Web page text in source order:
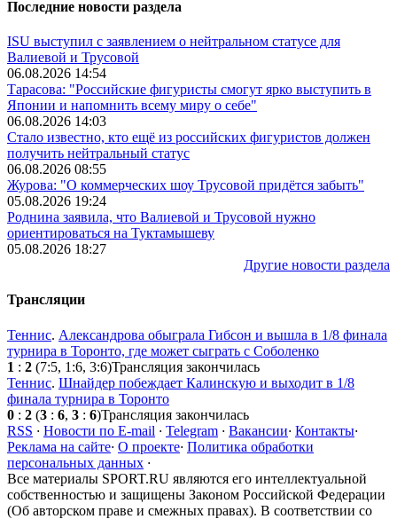
Последние новости раздела
ISU выступил с заявлением о нейтральном статусе для
Валиевой и Трусовой
06.08.2026 14:54
Тарасова: "Российские фигуристы смогут ярко выступить в
Японии и напомнить всему миру о себе"
06.08.2026 14:03
Стало известно, кто ещё из российских фигуристов должен
получить нейтральный статус
06.08.2026 08:55
Журова: "О коммерческих шоу Трусовой придётся забыть"
05.08.2026 19:24
Роднина заявила, что Валиевой и Трусовой нужно
ориентироваться на Туктамышеву
05.08.2026 18:27
Другие новости раздела
Трансляции
Теннис. Александрова обыграла Гибсон и вышла в 1/8 финала
турнира в Торонто, где может сыграть с Соболенко
1 : 2 (7:5, 1:6, 3:6)Трансляция закончилась
Теннис. Шнайдер побеждает Калинскую и выходит в 1/8
финала турнира в Торонто
0 : 2 (3 : 6, 3 : 6)Трансляция закончилась
RSS · Новости по E-mail · Telegram · Вакансии· Контакты·
Реклама на сайте· О проекте· Политика обработки
персональных данных ·
Все материалы SPORT.RU являются его интеллектуальной
собственностью и защищены Законом Российской Федерации
(Об авторском праве и смежных правах). В соответствии со